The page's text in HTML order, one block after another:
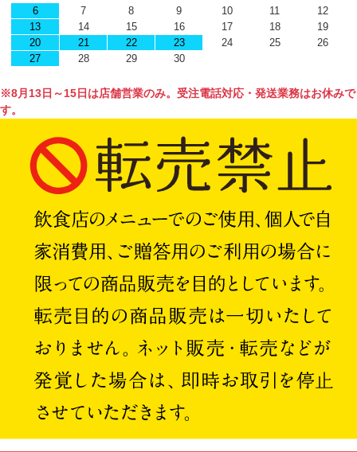
6
7 8 9 10 11
12
13
14 15 16 17 18
19
20
21 22 23 24 25
26
27
28 29 30
※8月13日～15日は店舗営業のみ。受注電話対応・発送業務はお休みで
す。